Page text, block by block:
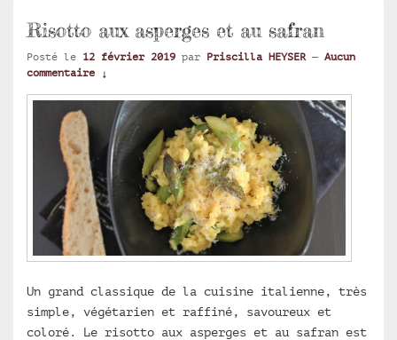
Risotto aux asperges et au safran
Posté le 12 février 2019 par Priscilla HEYSER — Aucun
commentaire ↓
Un grand classique de la cuisine italienne, très
simple, végétarien et raffiné, savoureux et
coloré. Le risotto aux asperges et au safran est